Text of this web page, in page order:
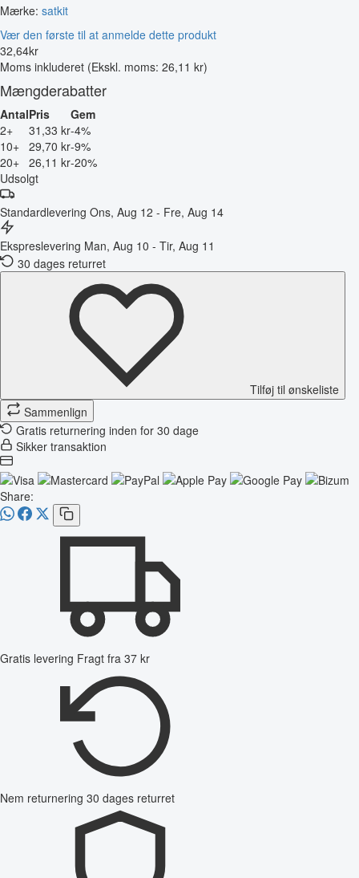
Mærke: satkit
Vær den første til at anmelde dette produkt
32,64kr
Moms inkluderet (Ekskl. moms: 26,11 kr)
Mængderabatter
AntalPris
Gem
2+
31,33 kr-4%
10+ 29,70 kr-9%
20+ 26,11 kr-20%
Udsolgt
Standardlevering Ons, Aug 12 - Fre, Aug 14
Ekspreslevering Man, Aug 10 - Tir, Aug 11
30 dages returret
Tilføj til ønskeliste
Sammenlign
Gratis returnering inden for 30 dage
Sikker transaktion
Share:
Gratis levering Fragt fra 37 kr
Nem returnering 30 dages returret